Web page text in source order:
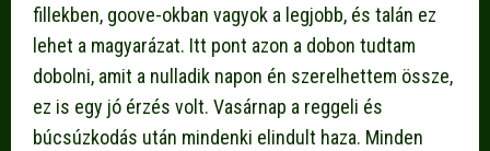
fillekben, goove-okban vagyok a legjobb, és talán ez
lehet a magyarázat. Itt pont azon a dobon tudtam
dobolni, amit a nulladik napon én szerelhettem össze,
ez is egy jó érzés volt. Vasárnap a reggeli és
búcsúzkodás után mindenki elindult haza. Minden